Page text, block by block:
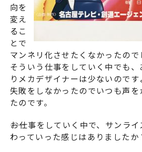
向を
変え
るこ
とで
マンネリ化させたくなかったので
そういう仕事をしていく中でも
りメカデザイナーは少ないので
失敗をしなかったのでいつも声を
たのです。
――お仕事をしていく中で、サンラ
わっていった感じはありましたか